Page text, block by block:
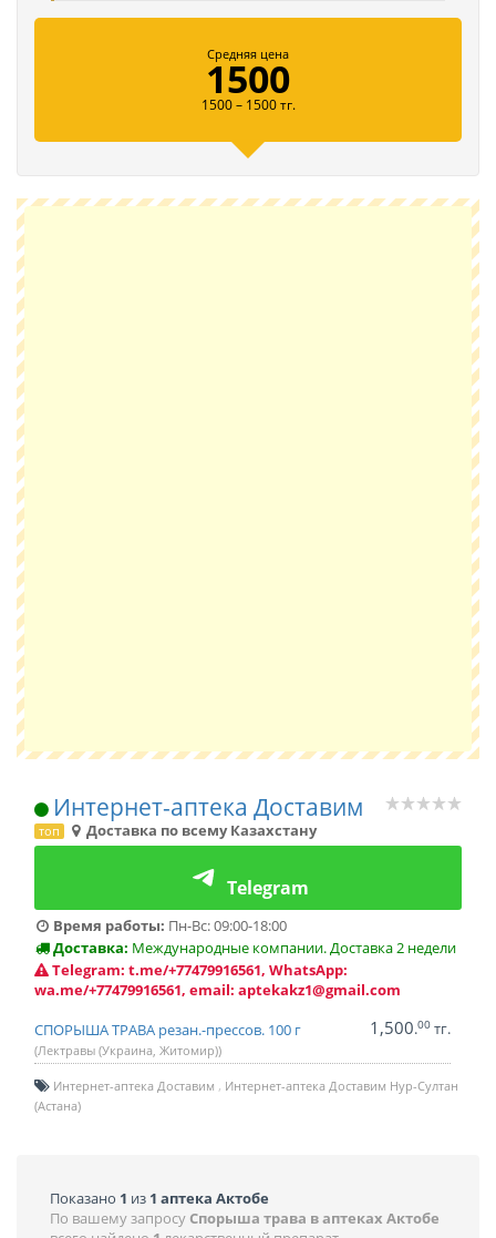
Средняя цена
1500
1500 – 1500 тг.
Интернет-аптека Доставим
топ Доставка по всему Казахстану
Telegram
Время работы: Пн-Вс: 09:00-18:00
Доставка: Международные компании. Доставка 2 недели
Telegram: t.me/+77479916561, WhatsApp:
wa.me/+77479916561, email: aptekakz1@gmail.com
СПОРЫША ТРАВА резан.-прессов. 100 г
(Лектравы (Украина, Житомир))
1,500.00 тг.
Интернет-аптека Доставим
Интернет-аптека Доставим Нур-Султан
(Астана)
Показано 1 из 1 аптека Актобе
По вашему запросу Спорыша трава в аптеках Актобе